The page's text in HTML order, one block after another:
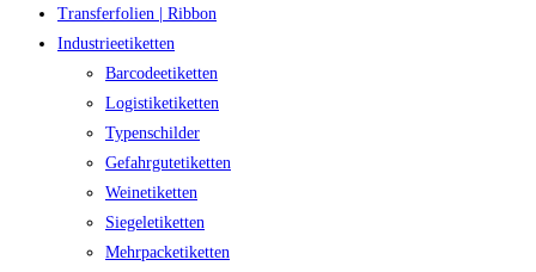
Transferfolien | Ribbon
Industrieetiketten
Barcodeetiketten
Logistiketiketten
Typenschilder
Gefahrgutetiketten
Weinetiketten
Siegeletiketten
Mehrpacketiketten